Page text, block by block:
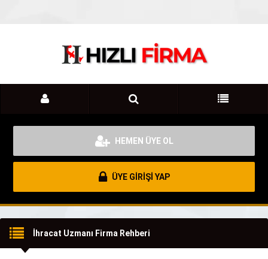
HEMEN ÜYE OL
ÜYE GİRİŞİ YAP
İhracat Uzmanı Firma Rehberi